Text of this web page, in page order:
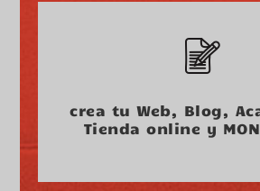
crea tu Web, Blog,
Tienda online y